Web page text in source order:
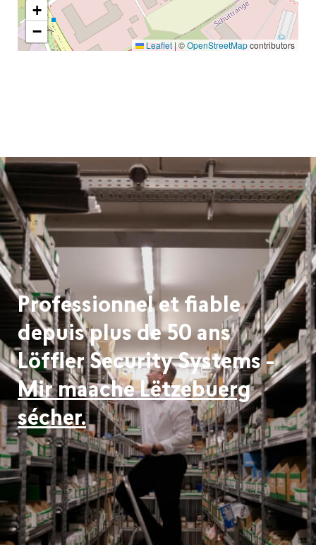
+
−
Leaflet|©OpenStreetMapcontributors
Professionnel et fiable
depuis plus de 50 ans
Löffler Security Systems -
Mir maache Lëtzebuerg
sécher.